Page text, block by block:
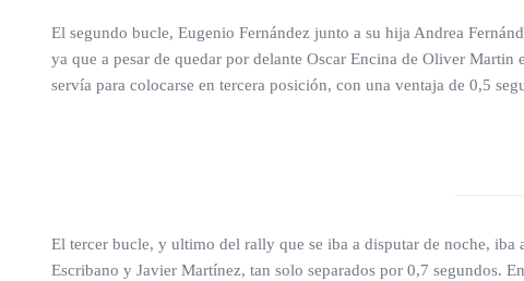
El segundo bucle, Eugenio Fernández junto a su hija Andrea
ya que a pesar de quedar por delante Oscar Encina de Oliver
servía para colocarse en tercera posición, con una ventaja de 0,5
El tercer bucle, y ultimo del rally que se iba a disputar de noche, iba
Escribano y Javier Martínez, tan solo separados por 0,7 segundos.